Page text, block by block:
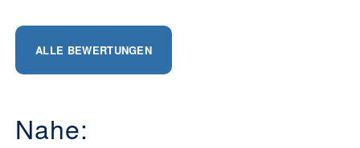
ALLE BEWERTUNGEN
Nahe: